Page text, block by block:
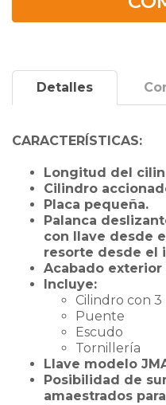
Detalles
CARACTERÍSTICAS:
Longitud del
Cilindro
Placa pequeña.
Palanca
con llave desde
resorte desde el
Acabado
Incluye:
Cilindro con 3
Puente
Escudo
Tornillería
Llave modelo
Posibilidad de
amaestrados